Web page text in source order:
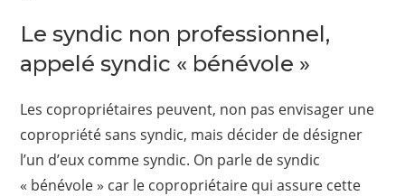
Le syndic non professionnel,
appelé syndic « bénévole »
Les copropriétaires peuvent, non pas envisager une
copropriété sans syndic, mais décider de désigner
l’un d’eux comme syndic. On parle de syndic
« bénévole » car le copropriétaire qui assure cette